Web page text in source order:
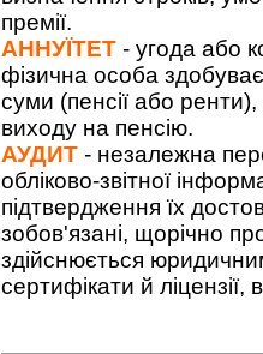
премії.
АННУЇТЕТ - угода або
фізична особа
суми (пенсії або
виходу на пенсію.
АУДИТ - незалежна
обліково-звітної
підтвердження їх
зобов'язані, щорічно
здійснюється
сертифікати й